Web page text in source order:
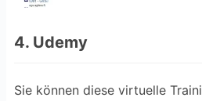
4. Udemy
Sie können diese virtuelle